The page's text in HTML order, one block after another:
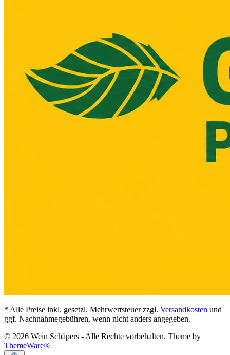
* Alle Preise inkl. gesetzl. Mehrwertsteuer zzgl. Versandkosten und
ggf. Nachnahmegebühren, wenn nicht anders angegeben.
© 2026 Wein Schäpers - Alle Rechte vorbehalten. Theme by
ThemeWare®